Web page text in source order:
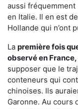
aussi
en Italie. Il en est
Hollande qui n’ont
La première fois
observé en
supposer que le
conteneurs qui
chinoises. Ils
Garonne. Au cours